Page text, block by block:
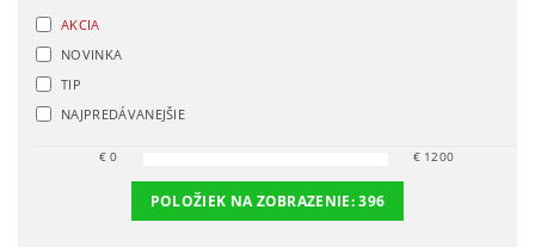
AKCIA
NOVINKA
TIP
NAJPREDÁVANEJŠIE
€0 € 1200
POLOŽIEK NA ZOBRAZENIE:396